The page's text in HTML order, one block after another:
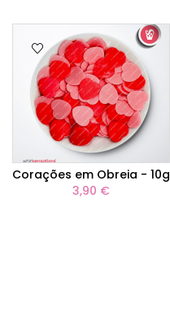
Corações em Obreia - 10g
3,90 €